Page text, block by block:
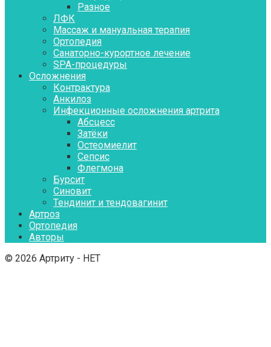
Разное
ЛФК
Массаж и мануальная терапия
Ортопедия
Санаторно-курортное лечение
SPA-процедуры
Осложнения
Контрактура
Aнкилоз
Инфекционные осложнения артрита
Абсцесс
Затёки
Остеомиелит
Сепсис
Флегмона
Бурсит
Синовит
Тендинит и тендовагинит
Артроз
Ортопедия
Авторы
© 2026 Артриту - НЕТ